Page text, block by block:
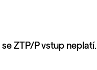
ZTP/P vstup neplatí.